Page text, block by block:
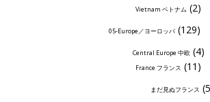
Vietnam ベトナム (2)
05-Europe／ヨーロッパ (129)
Central Europe 中欧 (4)
France フランス (11)
まだ見ぬフランス